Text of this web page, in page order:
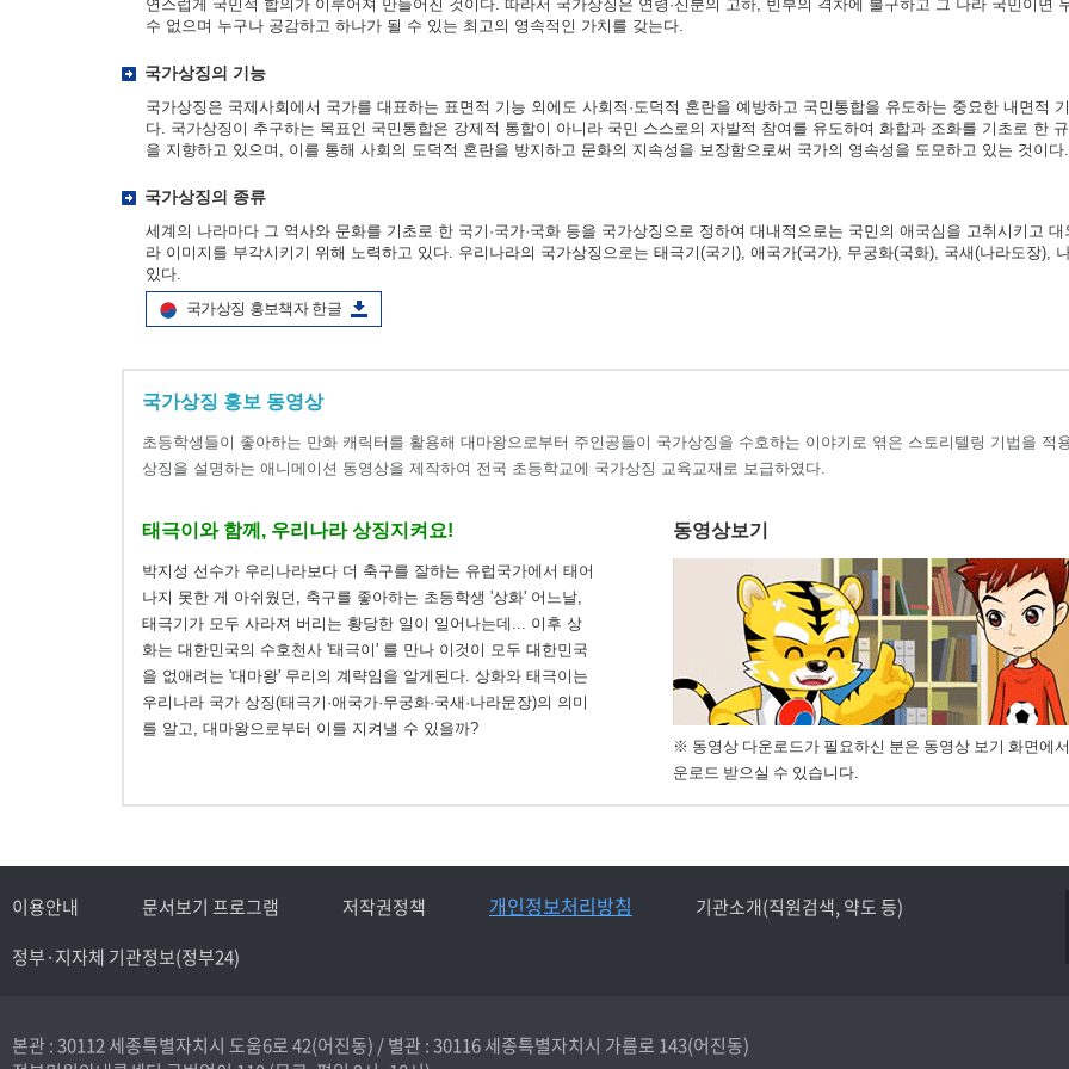
연스럽게 국민적 합의가 이루어져 만들어진 것이다. 따라서 국가상징은 연령·신분의 고하, 빈부의 격차에 불구하고 그 나라 국민이면
수 없으며 누구나 공감하고 하나가 될 수 있는 최고의 영속적인 가치를 갖는다.
국가상징의 기능
국가상징은 국제사회에서 국가를 대표하는 표면적 기능 외에도 사회적·도덕적 혼란을 예방하고 국민통합을 유도하는 중요한 내면적
다. 국가상징이 추구하는 목표인 국민통합은 강제적 통합이 아니라 국민 스스로의 자발적 참여를 유도하여 화합과 조화를 기초로 한
을 지향하고 있으며, 이를 통해 사회의 도덕적 혼란을 방지하고 문화의 지속성을 보장함으로써 국가의 영속성을 도모하고 있는 것이다.
국가상징의 종류
세계의 나라마다 그 역사와 문화를 기초로 한 국기·국가·국화 등을 국가상징으로 정하여 대내적으로는 국민의 애국심을 고취시키고
라 이미지를 부각시키기 위해 노력하고 있다. 우리나라의 국가상징으로는 태극기(국기), 애국가(국가), 무궁화(국화), 국새(나라도장),
있다.
국가상징 홍보책자 한글
국가상징 홍보 동영상
초등학생들이 좋아하는 만화 캐릭터를 활용해 대마왕으로부터 주인공들이 국가상징을 수호하는 이야기로 엮은 스토리텔링 기법을 적
상징을 설명하는 애니메이션 동영상을 제작하여 전국 초등학교에 국가상징 교육교재로 보급하였다.
태극이와 함께, 우리나라 상징지켜요!
박지성 선수가 우리나라보다 더 축구를 잘하는 유럽국가에서 태어
나지 못한 게 아쉬웠던, 축구를 좋아하는 초등학생 '상화' 어느날,
태극기가 모두 사라져 버리는 황당한 일이 일어나는데... 이후 상
화는 대한민국의 수호천사 '태극이' 를 만나 이것이 모두 대한민국
을 없애려는 '대마왕' 무리의 계략임을 알게된다. 상화와 태극이는
우리나라 국가 상징(태극기·애국가·무궁화·국새·나라문장)의 의미
를 알고, 대마왕으로부터 이를 지켜낼 수 있을까?
동영상보기
※ 동영상 다운로드가 필요하신 분은 동영상 보기 화면에
운로드 받으실 수 있습니다.
이용안내 문서보기 프로그램 저작권정책 개인정보처리방침
기관소개(직원검색, 약도 등)
정부·지자체 기관정보(정부24)
본관 : 30112 세종특별자치시 도움6로 42(어진동) /별관 : 30116 세종특별자치시 가름로 143(어진동)